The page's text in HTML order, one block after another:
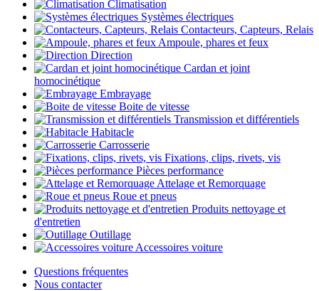
Climatisation
Systèmes électriques
Contacteurs, Capteurs, Relais
Ampoule, phares et feux
Direction
Cardan et joint
homocinétique
Embrayage
Boite de vitesse
Transmission et différentiels
Habitacle
Carrosserie
Fixations, clips, rivets, vis
Pièces performance
Attelage et Remorquage
Roue et pneus
Produits nettoyage et
d'entretien
Outillage
Accessoires voiture
Questions fréquentes
Nous contacter